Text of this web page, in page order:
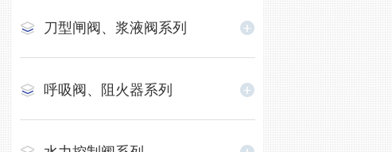
刀型闸阀、浆液阀系列
呼吸阀、阻火器系列